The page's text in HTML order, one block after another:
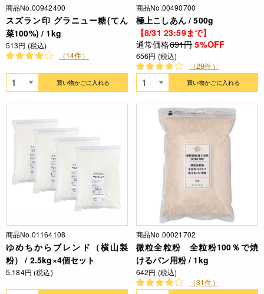
商品No.00942400
スズラン印 グラニュー糖(てん
菜100%) / 1kg
513円 (税込)
（14件）
買い物かごに入れる
商品No.00490700
極上こしあん / 500g
【8/31 23:59まで】
通常価格691円 5%OFF
656円 (税込)
（29件）
買い物かごに入れる
商品No.01164108
ゆめちからブレンド（横山製
粉） / 2.5kg×4個セット
5,184円 (税込)
商品No.00021702
微粒全粒粉 全粒粉100％で焼
けるパン用粉 / 1kg
642円 (税込)
（31件）